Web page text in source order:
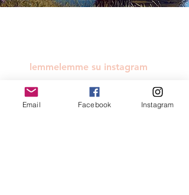
lemmelemme su instagram
Email Facebook Instagram